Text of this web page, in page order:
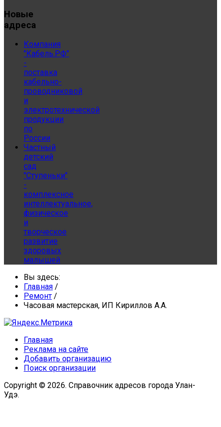
Новые
адреса
Компания
"Кабель.РФ"
-
поставка
кабельно-
проводниковой
и
электротехнической
продукции
по
России
Частный
детский
сад
"Ступеньки"
-
комплексное
интеллектуальное,
физическое
и
творческое
развитие
здоровых
малышей
Вы здесь:
Главная /
Ремонт /
Часовая мастерская, ИП Кириллов А.А.
Главная
Реклама на сайте
Добавить организацию
Поиск организации
Copyright © 2026. Справочник адресов города Улан-
Удэ.